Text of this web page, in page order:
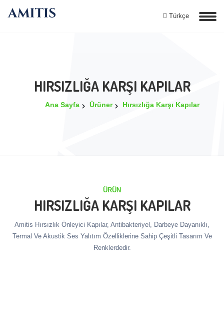
Türkçe
HIRSIZLIĞA KARŞI KAPILAR
Ana Sayfa Ürüner Hırsızlığa Karşı Kapılar
ÜRÜN
HIRSIZLIĞA KARŞI KAPILAR
Amitis Hırsızlık Önleyici Kapılar, Antibakteriyel, Darbeye Dayanıklı,
Termal Ve Akustik Ses Yalıtım Özelliklerine Sahip Çeşitli Tasarım Ve
Renklerdedir.